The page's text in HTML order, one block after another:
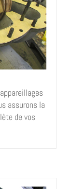
assurons la
de vos
augmentée,
moyenne
moteurs de
de surface,
pompes
de stations
turbines de
ou huilés.